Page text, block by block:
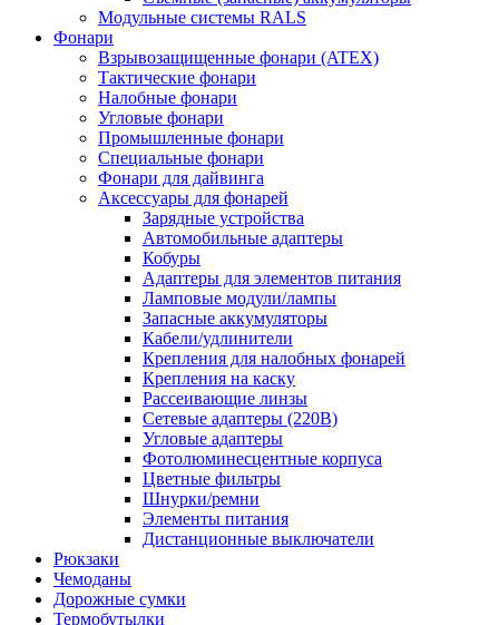
Модульные системы RALS
Фонари
Взрывозащищенные фонари (ATEX)
Тактические фонари
Налобные фонари
Угловые фонари
Промышленные фонари
Специальные фонари
Фонари для дайвинга
Аксессуары для фонарей
Зарядные устройства
Автомобильные адаптеры
Кобуры
Адаптеры для элементов питания
Ламповые модули/лампы
Запасные аккумуляторы
Кабели/удлинители
Крепления для налобных фонарей
Крепления на каску
Рассеивающие линзы
Сетевые адаптеры (220В)
Угловые адаптеры
Фотолюминесцентные корпуса
Цветные фильтры
Шнурки/ремни
Элементы питания
Дистанционные выключатели
Рюкзаки
Чемоданы
Дорожные сумки
Термобутылки